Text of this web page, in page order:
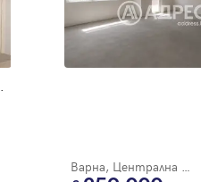
Варна, Централна поща